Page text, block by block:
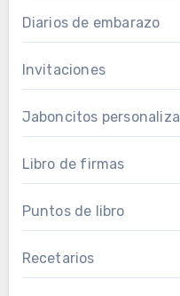
Diarios de embarazo
Invitaciones
Jaboncitos
Libro de firmas
Puntos de libro
Recetarios